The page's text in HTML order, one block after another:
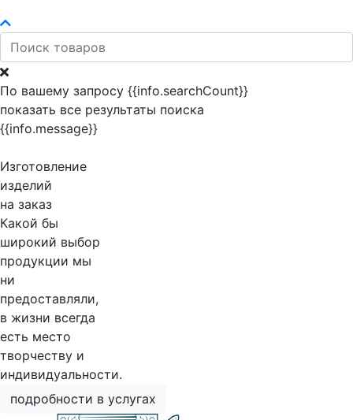
По вашему запросу {{info.searchCount}}
показать все результаты поиска
{{info.message}}
Изготовление
изделий
на заказ
Какой бы
широкий выбор
продукции мы
ни
предоставляли,
в жизни всегда
есть место
творчеству и
индивидуальности.
подробности в услугах